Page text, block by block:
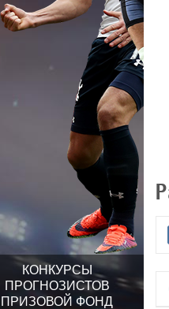
КОНКУРСЫ
ПРОГНОЗИСТОВ
ПРИЗОВОЙ ФОНД